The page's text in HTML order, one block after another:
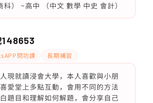
科） ~高中 （中文 數學 中史 會計）
148653
問功課 長期補習
現就讀浸會大學，本人喜歡與小朋
愛堂上多點互動，會用不同的方法
題目和理解如何解題，會分享自己